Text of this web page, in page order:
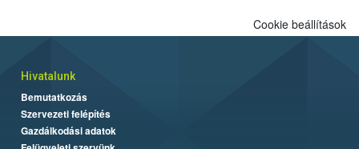
Cookie beállítások
Hivatalunk
Bemutatkozás
Szervezeti felépítés
Gazdálkodási adatok